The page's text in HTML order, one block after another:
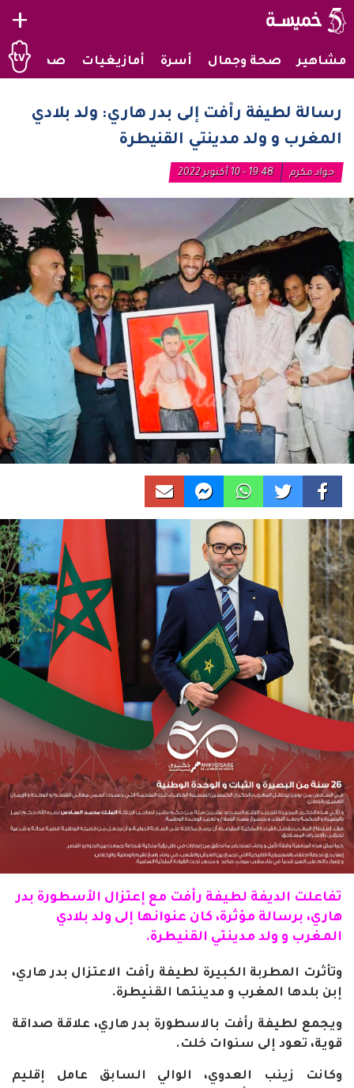
+
مشاهير صحة وجمال أسرة أمازيغيات صحراويات
رسالة لطيفة رأفت إلى بدر هاري: ولد بلادي
المغرب و ولد مدينتي القنيطرة
جواد مكرم 19:48 - 10 أكتوبر 2022
تفاعلت الديفة لطيفة رأفت مع إعتزال الأسطورة بدر
هاري، برسالة مؤثرة، كان عنوانها إلى ولد بلادي
المغرب و ولد مدينتي القنيطرة.
وتأثرت المطربة الكبيرة لطيفة رأفت الاعتزال بدر هاري،
إبن بلدها المغرب و مدينتها القنيطرة.
ويجمع لطيفة رأفت بالاسطورة بدر هاري، علاقة صداقة
قوية، تعود إلى سنوات خلت.
وكانت زينب العدوي، الوالي السابق عامل إقليم